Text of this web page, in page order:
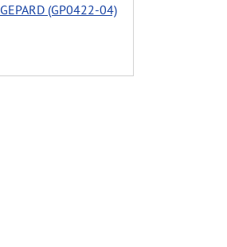
GEPARD (GP0422-04)